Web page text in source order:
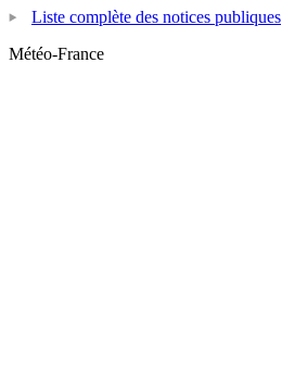
Liste complète des notices publiques
Météo-France